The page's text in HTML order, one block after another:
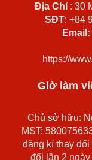
Địa Chỉ: 30
SĐT: +84
Email:
https://
Giờ làm
Chủ sở hữu:
MST:
đăng kí thay
đổi lần 2